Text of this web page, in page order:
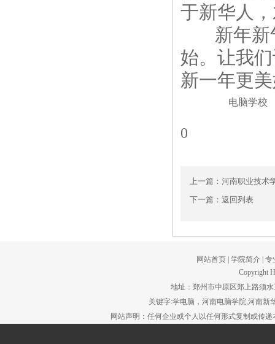
于新华人
新年新气
始。让我
新一年更
电脑学校
0
上一篇： 河南职业技术
下一篇： 返回列表
网站首页 学院简介 专
Copyright
地址：郑州市中原区郑上路须水
关键字:学电脑，河南电脑学院,河南新
网站声明：任何企业或个人以任何形式复制或传